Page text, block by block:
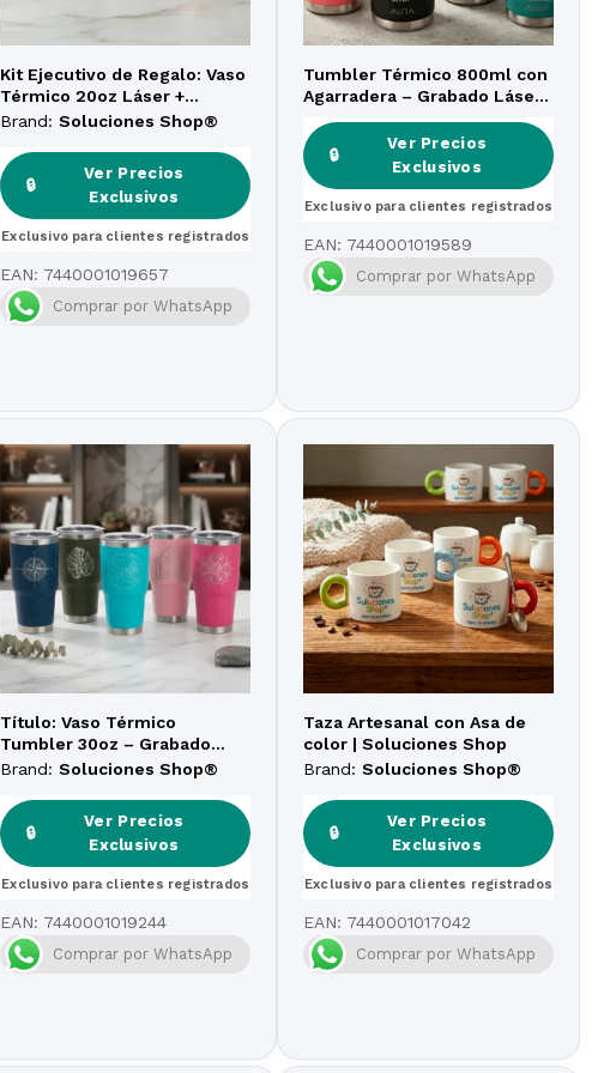
Kit Ejecutivo de Regalo: Vaso
Térmico 20oz Láser +
Camisa Personalizada +
Brand: Soluciones Shop®
🔒
Ver Precios
Exclusivos
Exclusivo para clientes registrados
EAN: 7440001019657
Comprar por WhatsApp
Tumbler Térmico 800ml con
Agarradera – Grabado Láser
🔒
Ver Precios
Exclusivos
Exclusivo para clientes registrados
EAN: 7440001019589
Comprar por WhatsApp
Título: Vaso Térmico
Tumbler 30oz – Grabado
Láser de Alta Precisión
Brand: Soluciones Shop®
🔒
Ver Precios
Exclusivos
Exclusivo para clientes registrados
EAN: 7440001019244
Comprar por WhatsApp
Taza Artesanal con Asa de
color | Soluciones Shop
Brand: Soluciones Shop®
🔒
Ver Precios
Exclusivos
Exclusivo para clientes registrados
EAN: 7440001017042
Comprar por WhatsApp